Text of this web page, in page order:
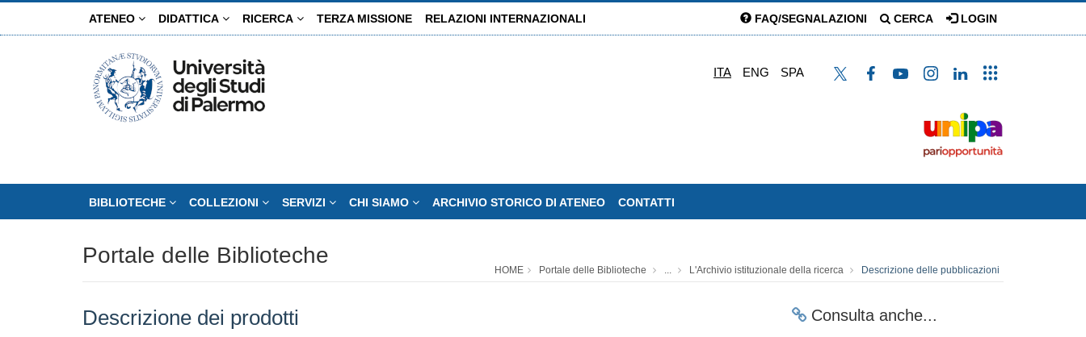
ATENEO DIDATTICA RICERCA TERZA MISSIONE RELAZIONI INTERNAZIONALI FAQ/SEGNALAZIONI CERCA LOGIN
ITA ENG SPA
BIBLIOTECHE COLLEZIONI SERVIZI CHI SIAMO ARCHIVIO STORICO DI ATENEO CONTATTI
Portale delle Biblioteche
HOME Portale delle Biblioteche ... L'Archivio istituzionale della ricerca Descrizione delle pubblicazioni
Descrizione dei prodotti Consulta anche...